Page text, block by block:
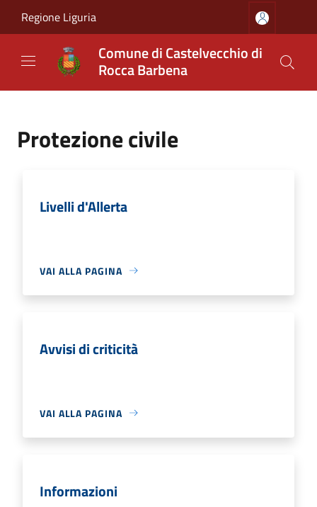
Regione Liguria
Comune di Castelvecchio di
Rocca Barbena
Protezione civile
Livelli d'Allerta
VAI ALLA PAGINA
Avvisi di criticità
VAI ALLA PAGINA
Informazioni